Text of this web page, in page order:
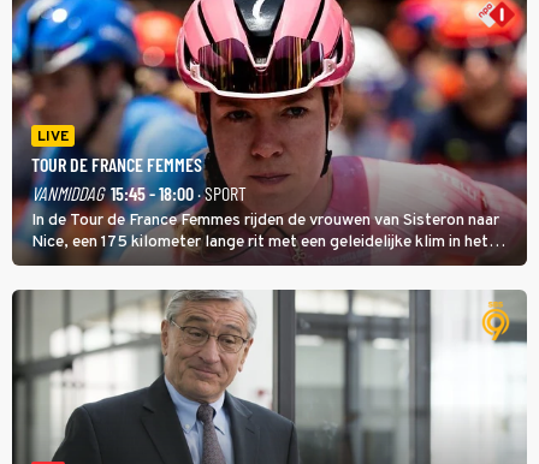
LIVE
TOUR DE FRANCE FEMMES
VANMIDDAG 15:45 - 18:00· SPORT
In de Tour de France Femmes rijden de vrouwen van Sisteron naar
Nice, een 175 kilometer lange rit met een geleidelijke klim in het
midden. Dat is mogelijk niet de zwaarste hindernis, dat is de
temperatuur. Het kan in Nice namelijk bloedheet worden.